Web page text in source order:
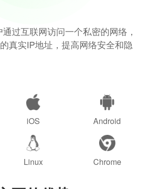
过互联网访问一个私密的网络，
真实IP地址，提高网络安全和隐
iOS Android
Linux Chrome